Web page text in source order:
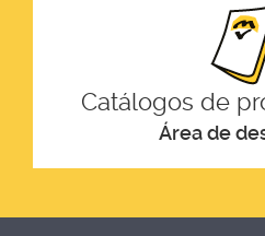
Catálogos de
Área de